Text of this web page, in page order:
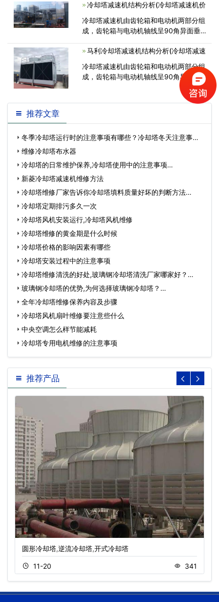
换。水的冷却过程主要在淋水填料中进
行。2配水系统将热水均匀分布到整个淋
水<
冷却塔减速机结构分析(冷却塔减速机价
冷却塔减速机由齿轮箱和电动机两部分组
成，齿轮箱与电动机轴线呈90角异面垂
马利冷却塔减速机结构分析(冷却塔减速
冷却塔减速机由齿轮箱和电动机两部分组
成，齿轮箱与电动机轴线呈90角异面垂
直相交，电动机轴直接插入齿轮箱输入
推荐文章
冬季冷却塔运行时的注意事项有哪些？冷却塔冬天注意事
项…维修冷却塔布水器
冷却塔的日常维护保养,冷却塔使用中的注意事项…
新菱冷却塔减速机维修方法
冷却塔维修厂家告诉你冷却塔填料质量好坏的判断方法…
冷却塔定期排污多久一次
冷却塔风机安装运行,冷却塔风机维修
冷却塔维修的黄金期是什么时候
冷却塔价格的影响因素有哪些
冷却塔安装过程中的注意事项
冷却塔维修清洗的好处,玻璃钢冷却塔清洗厂家哪家好？…
玻璃钢冷却塔的优势,为何选择玻璃钢冷却塔？…
全年冷却塔维修保养内容及步骤
冷却塔风机扇叶维修要注意些什么
中央空调怎么样节能减耗
冷却塔专用电机维修的注意事项
推荐产品
圆形冷却塔,逆流冷却塔,开式冷却塔
11-20 341